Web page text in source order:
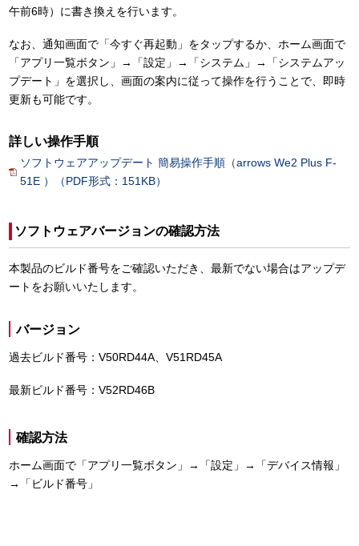
午前6時）に書き換えを行います。
なお、通知画面で「今すぐ再起動」をタップするか、ホーム画面で
「アプリ一覧ボタン」→「設定」→「システム」→「システムアッ
プデート」を選択し、画面の案内に従って操作を行うことで、即時
更新も可能です。
詳しい操作手順
ソフトウェアアップデート 簡易操作手順（arrows We2 Plus F-
51E ）（PDF形式：151KB）
ソフトウェアバージョンの確認方法
本製品のビルド番号をご確認いただき、最新でない場合はアップデ
ートをお願いいたします。
バージョン
過去ビルド番号：V50RD44A、V51RD45A
最新ビルド番号：V52RD46B
確認方法
ホーム画面で「アプリ一覧ボタン」→「設定」→「デバイス情報」
→「ビルド番号」